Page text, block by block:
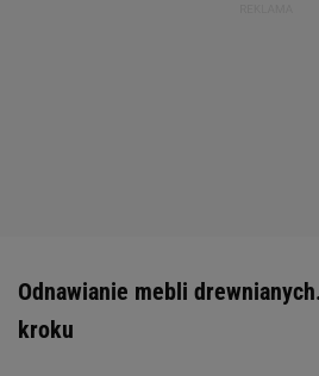
Odnawianie mebli
kroku